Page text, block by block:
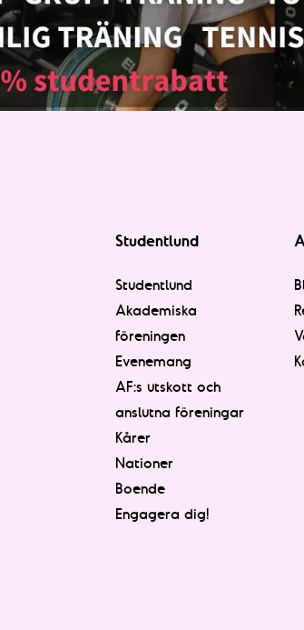
Studentlund
Studentlund
Akademiska
föreningen
Evenemang
AF:s utskott och
anslutna föreningar
Kårer
Nationer
Boende
Engagera dig!